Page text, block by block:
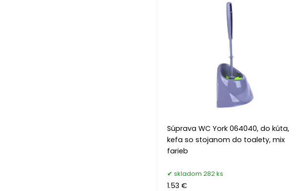
Súprava WC York 064040, do kúta,
kefa so stojanom do toalety, mix
farieb
skladom 282 ks
1.53 €